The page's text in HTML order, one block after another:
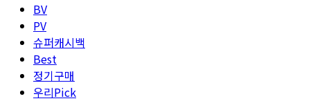
BV
PV
슈퍼캐시백
Best
정기구매
우리Pick